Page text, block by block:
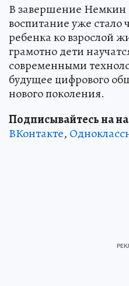
В завершение Немкин
воспитание уже стало
ребенка ко взрослой
грамотно дети
современными
будущее цифрового
нового поколения.
Подписывайтесь на
ВКонтакте,